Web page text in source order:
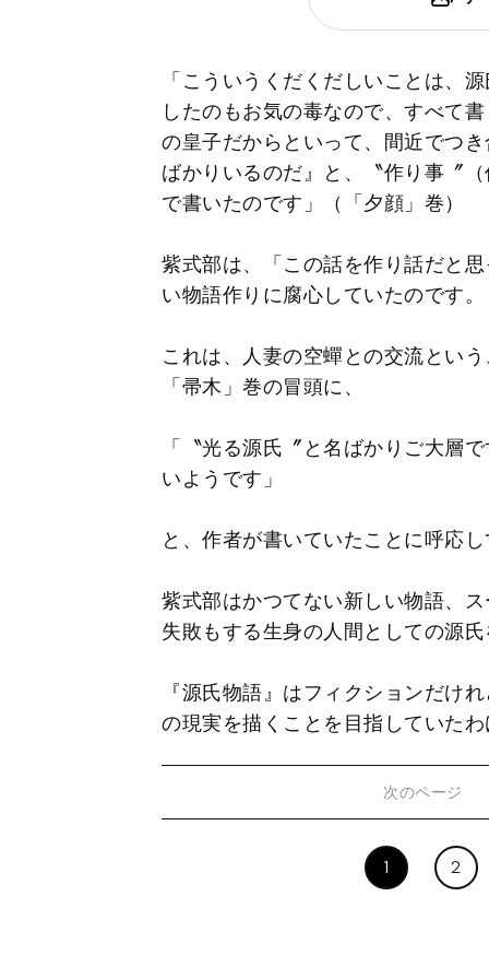
「こういうくだくだしいことは、
したのもお気の毒なので、すべて
の皇子だからといって、間近でつ
ばかりいるのだ』と、〝作り事〞
で書いたのです」（「夕顔」巻）
紫式部は、「この話を作り話だと
い物語作りに腐心していたのです。
これは、人妻の空蟬との交流とい
「帚木」巻の冒頭に、
「〝光る源氏〞と名ばかりご大層
いようです」
と、作者が書いていたことに呼応
紫式部はかつてない新しい物語、
失敗もする生身の人間としての源
『源氏物語』はフィクションだけ
の現実を描くことを目指していた
次のページ
1 2